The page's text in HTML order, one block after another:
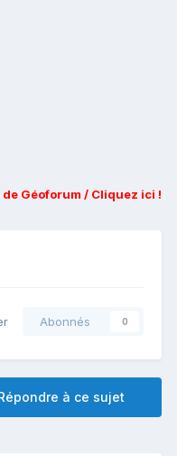
Géoforum / Cliquez ici !
Abonnés 0
à ce sujet